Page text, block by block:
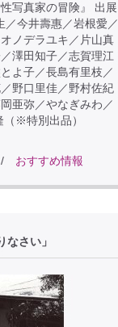
写真家の冒険』 出展
今井壽惠／岩根愛／
ノデラユキ／片山真
澤田知子／志賀理江
よ子／長島有里枝／
野口里佳／野村佐紀
亜弥／やなぎみわ／
※特別出品）
/ おすすめ情報
なさい」